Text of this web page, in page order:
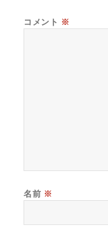
コメント ※
名前 ※